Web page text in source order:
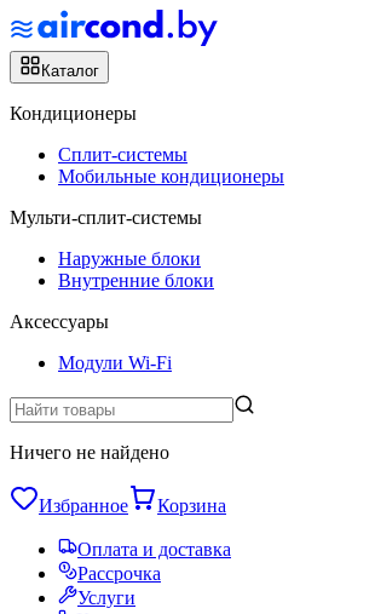
Каталог
Кондиционеры
Сплит-системы
Мобильные кондиционеры
Мульти-сплит-системы
Наружные блоки
Внутренние блоки
Аксессуары
Модули Wi-Fi
Ничего не найдено
Избранное Корзина
Оплата и доставка
Рассрочка
Услуги